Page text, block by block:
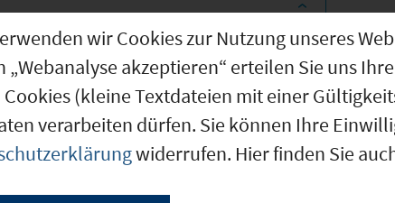
wir Cookies zur Nutzung unseres
akzeptieren“ erteilen Sie uns
(kleine Textdateien mit einer
verarbeiten dürfen. Sie können Ihre
widerrufen. Hier finden Sie